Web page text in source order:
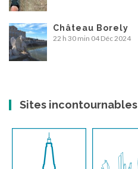
Château Borely
22 h 30 min 04 Déc 2024
Sites incontournables